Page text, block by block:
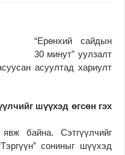
“Ерөнхий сайдын
30 минут” уулзалт
асуултад хариулт
шүүхэд өгсөн гэх
байна. Сэтгүүлчийг
сониныг шүүхэд